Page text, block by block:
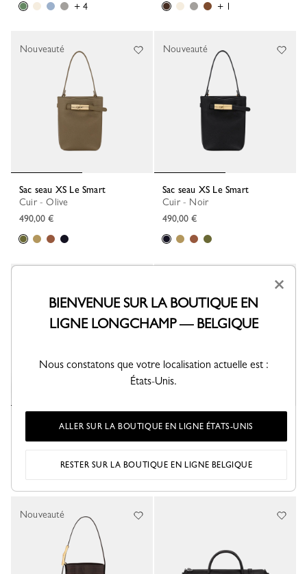
+ 4
+ 1
Sac seau XS Le Smart
Cuir - Olive
490,00 €
Nouveauté
Sac seau XS Le Smart
Cuir - Noir
490,00 €
Nouveauté
Sac cabas L Le Smart
Sac seau XS Le Smart
Nouveauté
×
BIENVENUE SUR LA BOUTIQUE EN
LIGNE LONGCHAMP — BELGIQUE
Nous constatons que votre localisation actuelle est :
États-Unis.
ALLER SUR LA BOUTIQUE EN LIGNE ÉTATS-UNIS
RESTER SUR LA BOUTIQUE EN LIGNE BELGIQUE